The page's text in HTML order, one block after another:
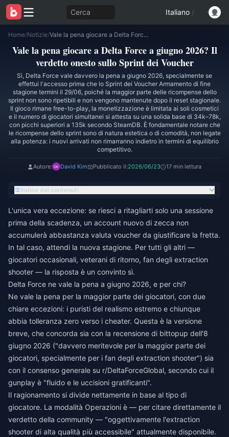
Cerca Italiano /
Home/Notizie/ Vale la pena giocare a Delta Force a giugno 2026? Il verdetto onesto sullo Sprint dei Voucher
Vale la pena giocare a Delta Force a giugno 2026? Il
verdetto onesto sullo Sprint dei Voucher
Sì, Delta Force vale davvero la pena a giugno 2026, specialmente se
effettui l'accesso prima che lo Sprint dei Voucher Armamento di fine
stagione termini il 29/06, poiché la maggior parte delle ricompense dello
sprint non sono ripetibili e non vengono mantenute dopo il reset stagionale.
Il gioco rimane free-to-play, la monetizzazione è limitata ai soli cosmetici
e il numero di giocatori simultanei si attesta su una solida base di 34k–78k,
con picchi superiori a 135k secondo SteamDB. È fondamentale notare che
le ricompense dello sprint sono di natura estetica o di comodità, non legate
alla potenza: i nuovi arrivati non rimarranno indietro in termini di equilibrio
competitivo.
Autore: David Kim Pubblicato il:2026/06/23 17 min lettura
Indice dei contenuti
L'unica vera eccezione: se riesci a ritagliarti solo una sessione
prima della scadenza, un account nuovo di zecca non
accumulerà abbastanza valuta voucher da giustificare la fretta.
In tal caso, attendi la nuova stagione. Per tutti gli altri —
giocatori occasionali, veterani di ritorno, fan degli extraction
shooter — la risposta è un convinto sì.
Delta Force ne vale la pena a giugno 2026, e per chi?
Ne vale la pena per la maggior parte dei giocatori, con due
chiare eccezioni: i puristi del realismo estremo e chiunque
abbia tolleranza zero verso i cheater. Questa è la versione
breve, che concorda sia con la recensione di bittopup dell'8
giugno 2026 ("davvero meritevole per la maggior parte dei
giocatori, specialmente per i fan degli extraction shooter") sia
con il consenso generale su r/DeltaForceGlobal, secondo cui il
gunplay è "fluido e le uccisioni gratificanti".
Il ragionamento si divide nettamente in base al tipo di
giocatore. La modalità Operazioni è — per citare direttamente il
verdetto della community — "oggettivamente l'extraction
shooter di alta qualità più accessibile" attualmente disponibile.